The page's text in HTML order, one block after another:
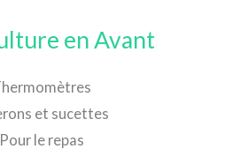
en Avant
et sucettes
Pour le repas